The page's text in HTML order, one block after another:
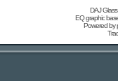
DAJ
EQ graphic
Powered by